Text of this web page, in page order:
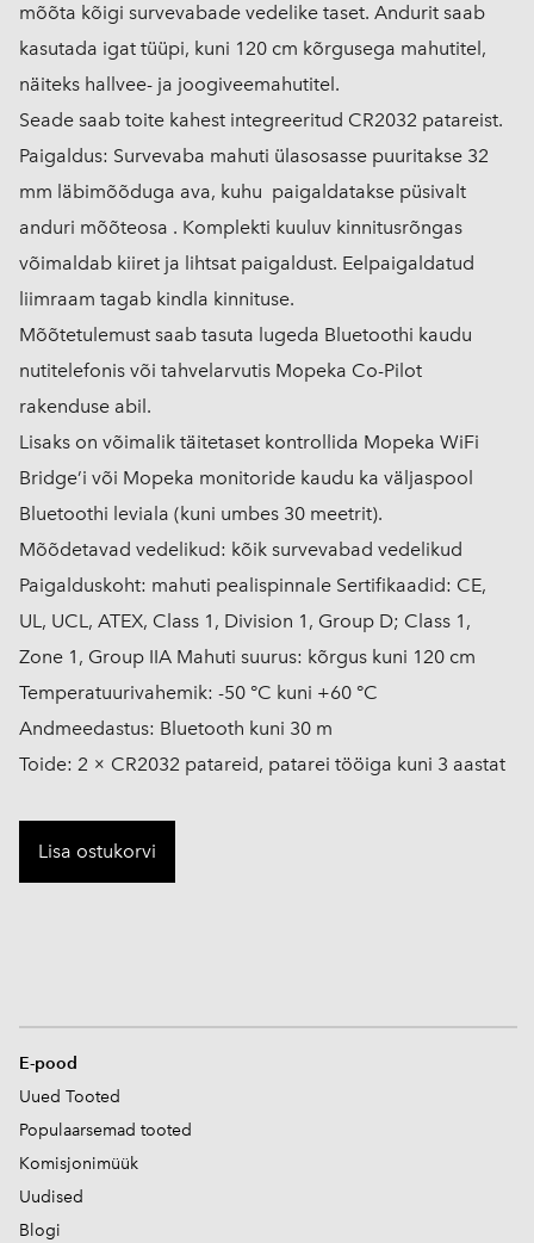
mõõta kõigi survevabade vedelike taset. Andurit saab
kasutada igat tüüpi, kuni 120 cm kõrgusega mahutitel,
näiteks hallvee- ja joogiveemahutitel.
Seade saab toite kahest integreeritud CR2032 patareist.
Paigaldus: Survevaba mahuti ülasosasse puuritakse 32
mm läbimõõduga ava, kuhu paigaldatakse püsivalt
anduri mõõteosa . Komplekti kuuluv kinnitusrõngas
võimaldab kiiret ja lihtsat paigaldust. Eelpaigaldatud
liimraam tagab kindla kinnituse.
Mõõtetulemust saab tasuta lugeda Bluetoothi kaudu
nutitelefonis või tahvelarvutis Mopeka Co-Pilot
rakenduse abil.
Lisaks on võimalik täitetaset kontrollida Mopeka WiFi
Bridge’i või Mopeka monitoride kaudu ka väljaspool
Bluetoothi leviala (kuni umbes 30 meetrit).
Mõõdetavad vedelikud: kõik survevabad vedelikud
Paigalduskoht: mahuti pealispinnale Sertifikaadid: CE,
UL, UCL, ATEX, Class 1, Division 1, Group D; Class 1,
Zone 1, Group IIA Mahuti suurus: kõrgus kuni 120 cm
Temperatuurivahemik: -50 °C kuni +60 °C
Andmeedastus: Bluetooth kuni 30 m
Toide: 2 × CR2032 patareid, patarei tööiga kuni 3 aastat
Lisa ostukorvi
E-pood
Uued Tooted
Populaarsemad tooted
Komisjonimüük
Uudised
Blogi